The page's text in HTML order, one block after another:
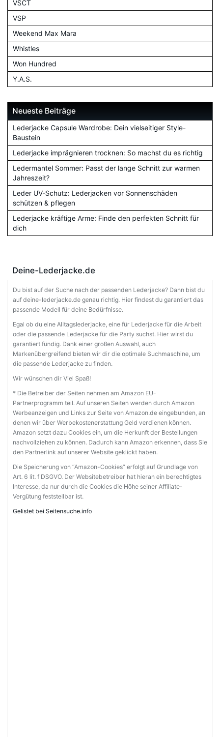
VSCT
VSP
Weekend Max Mara
Whistles
Won Hundred
Y.A.S.
Neueste Beiträge
Lederjacke Capsule Wardrobe: Dein vielseitiger Style-
Baustein
Lederjacke imprägnieren trocknen: So machst du es richtig
Ledermantel Sommer: Passt der lange Schnitt zur warmen
Jahreszeit?
Leder UV-Schutz: Lederjacken vor Sonnenschäden
schützen & pflegen
Lederjacke kräftige Arme: Finde den perfekten Schnitt für
dich
Deine-Lederjacke.de
Du bist auf der Suche nach der passenden Lederjacke? Dann bist du
auf deine-lederjacke.de genau richtig. Hier findest du garantiert das
passende Modell für deine Bedürfnisse.
Egal ob du eine Alltagslederjacke, eine für Lederjacke für die Arbeit
oder die passende Lederjacke für die Party suchst. Hier wirst du
garantiert fündig. Dank einer großen Auswahl, auch
Markenübergreifend bieten wir dir die optimale Suchmaschine, um
die passende Lederjacke zu finden.
Wir wünschen dir Viel Spaß!
* Die Betreiber der Seiten nehmen am Amazon EU-
Partnerprogramm teil. Auf unseren Seiten werden durch Amazon
Werbeanzeigen und Links zur Seite von Amazon.de eingebunden, an
denen wir über Werbekostenerstattung Geld verdienen können.
Amazon setzt dazu Cookies ein, um die Herkunft der Bestellungen
nachvollziehen zu können. Dadurch kann Amazon erkennen, dass Sie
den Partnerlink auf unserer Website geklickt haben.
Die Speicherung von “Amazon-Cookies” erfolgt auf Grundlage von
Art. 6 lit. f DSGVO. Der Websitebetreiber hat hieran ein berechtigtes
Interesse, da nur durch die Cookies die Höhe seiner Affiliate-
Vergütung feststellbar ist.
Gelistet bei Seitensuche.info